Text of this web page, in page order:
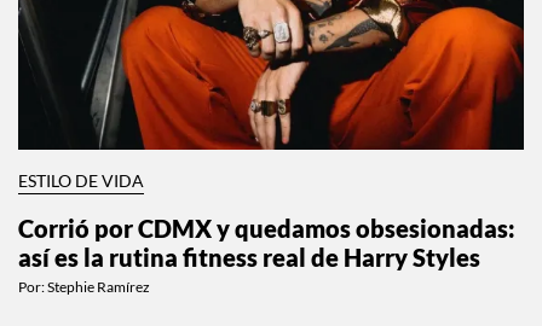
ESTILO DE VIDA
Corrió por CDMX y quedamos obsesionadas:
así es la rutina fitness real de Harry Styles
Por:Stephie Ramírez